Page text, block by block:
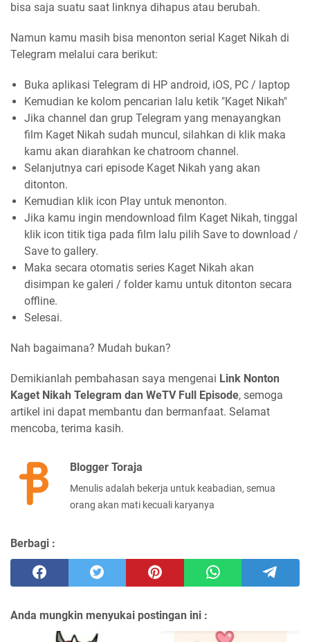
bisa saja suatu saat linknya dihapus atau berubah.
Namun kamu masih bisa menonton serial Kaget Nikah di
Telegram melalui cara berikut:
Buka aplikasi Telegram di HP android, iOS, PC / laptop
Kemudian ke kolom pencarian lalu ketik "Kaget Nikah"
Jika channel dan grup Telegram yang menayangkan
film Kaget Nikah sudah muncul, silahkan di klik maka
kamu akan diarahkan ke chatroom channel.
Selanjutnya cari episode Kaget Nikah yang akan
ditonton.
Kemudian klik icon Play untuk menonton.
Jika kamu ingin mendownload film Kaget Nikah, tinggal
klik icon titik tiga pada film lalu pilih Save to download /
Save to gallery.
Maka secara otomatis series Kaget Nikah akan
disimpan ke galeri / folder kamu untuk ditonton secara
offline.
Selesai.
Nah bagaimana? Mudah bukan?
Demikianlah pembahasan saya mengenai Link Nonton
Kaget Nikah Telegram dan WeTV Full Episode, semoga
artikel ini dapat membantu dan bermanfaat. Selamat
mencoba, terima kasih.
Blogger Toraja
Menulis adalah bekerja untuk keabadian, semua
orang akan mati kecuali karyanya
Berbagi :
Anda mungkin menyukai postingan ini :